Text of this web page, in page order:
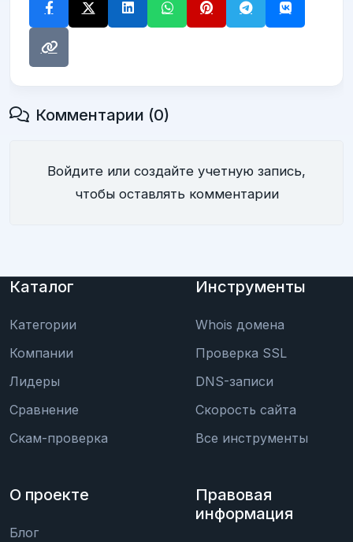
Комментарии (0)
Войдите или создайте учетную запись,
чтобы оставлять комментарии
Каталог
Категории
Компании
Лидеры
Сравнение
Скам-проверка
Инструменты
Whois домена
Проверка SSL
DNS-записи
Скорость сайта
Все инструменты
О проекте
Блог
Правовая
информация